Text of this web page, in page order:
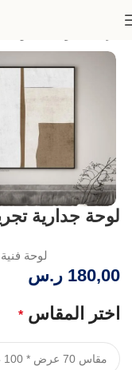
لوحة جدارية
لوحة
180,00 ر.س
اختر المقاس *